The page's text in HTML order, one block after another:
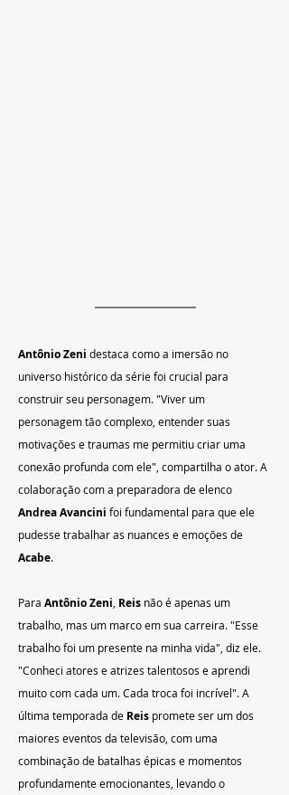
Antônio Zeni destaca como a imersão no
universo histórico da série foi crucial para
construir seu personagem. "Viver um
personagem tão complexo, entender suas
motivações e traumas me permitiu criar uma
conexão profunda com ele", compartilha o ator. A
colaboração com a preparadora de elenco
Andrea Avancini foi fundamental para que ele
pudesse trabalhar as nuances e emoções de
Acabe.
Para Antônio Zeni Reis não é apenas um
trabalho, mas um marco em sua carreira. "Esse
trabalho foi um presente na minha vida", diz ele.
"Conheci atores e atrizes talentosos e aprendi
muito com cada um. Cada troca foi incrível". A
última temporada de Reis promete ser um dos
maiores eventos da televisão, com uma
combinação de batalhas épicas e momentos
profundamente emocionantes, levando o